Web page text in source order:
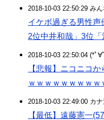
2018-10-03 22:50:29 み
イケボ過ぎる男性
2位中井和哉」3位「
2018-10-03 22:50:04 (*ﾟ
【悲報】ニコニコ
ｗｗｗｗｗｗｗｗｗ
2018-10-03 22:49:00 カナ
【最低】遠藤憲一